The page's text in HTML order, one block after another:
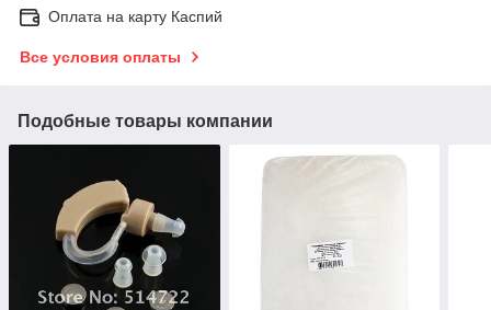
Оплата на карту Каспий
Все условия оплаты
Подобные товары компании